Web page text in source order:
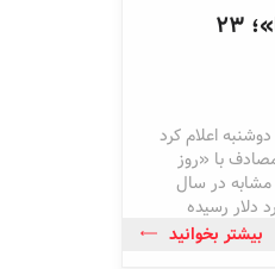
رکورد جدید گروه علی بابا در «روز مجردها»؛ ۲۳
اعلام کرد
دوشنبه ۱۱ نوامبر (۲۰ آبان) مصادف با «روز
در سال
افزایش یافته و به رقم ۲۳ میلیارد دلار رسیده
بیشتر بخوانید